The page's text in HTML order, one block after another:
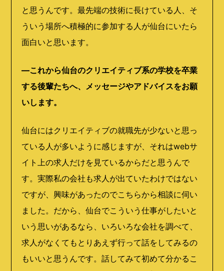
と思うんです。最先端の技術に長けている人、そ
ういう場所へ積極的に参加する人が仙台にいたら
面白いと思います。
―これから仙台のクリエイティブ系の学校を卒業
する後輩たちへ、メッセージやアドバイスをお願
いします。
仙台にはクリエイティブの就職先が少ないと思っ
ている人が多いように感じますが、それはwebサ
イト上の求人だけを見ているからだと思うんで
す。実際私の会社も求人が出ていたわけではない
ですが、興味があったのでこちらから相談に伺い
ました。だから、仙台でこういう仕事がしたいと
いう思いがあるなら、いろいろな会社を調べて、
求人がなくてもとりあえず行って話をしてみるの
もいいと思うんです。話してみて初めて分かるこ